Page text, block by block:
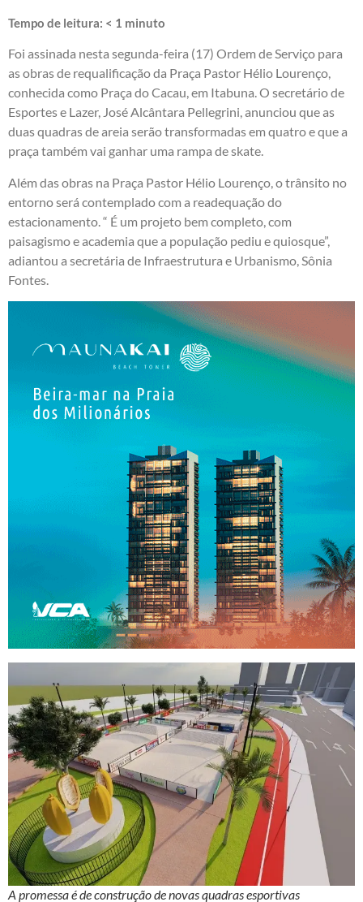
Tempo de leitura: < 1 minuto
Foi assinada nesta segunda-feira (17) Ordem de Serviço para
as obras de requalificação da Praça Pastor Hélio Lourenço,
conhecida como Praça do Cacau, em Itabuna. O secretário de
Esportes e Lazer, José Alcântara Pellegrini, anunciou que as
duas quadras de areia serão transformadas em quatro e que a
praça também vai ganhar uma rampa de skate.
Além das obras na Praça Pastor Hélio Lourenço, o trânsito no
entorno será contemplado com a readequação do
estacionamento. “ É um projeto bem completo, com
paisagismo e academia que a população pediu e quiosque”,
adiantou a secretária de Infraestrutura e Urbanismo, Sônia
Fontes.
A promessa é de construção de novas quadras esportivas